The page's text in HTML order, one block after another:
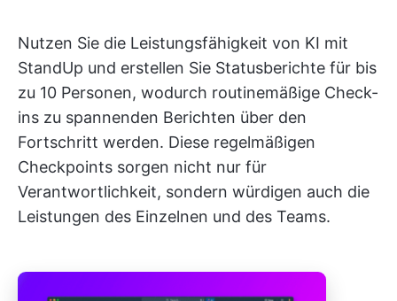
Nutzen Sie die Leistungsfähigkeit von KI mit
StandUp und erstellen Sie Statusberichte für bis
zu 10 Personen, wodurch routinemäßige Check-
ins zu spannenden Berichten über den
Fortschritt werden. Diese regelmäßigen
Checkpoints sorgen nicht nur für
Verantwortlichkeit, sondern würdigen auch die
Leistungen des Einzelnen und des Teams.